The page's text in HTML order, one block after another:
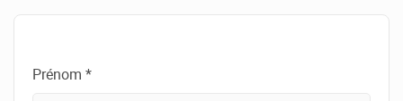
Prénom *